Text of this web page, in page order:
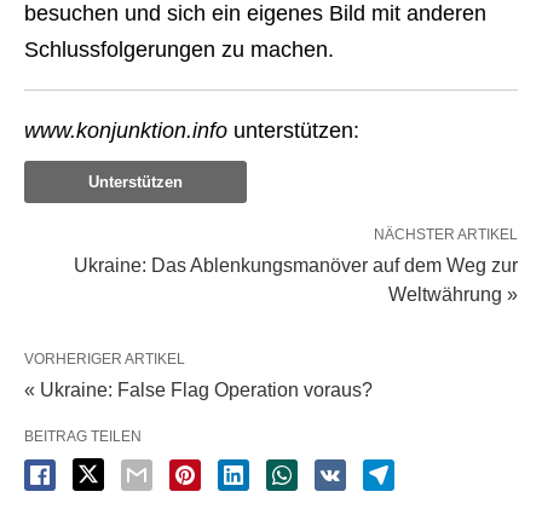
besuchen und sich ein eigenes Bild mit anderen
Schlussfolgerungen zu machen.
www.konjunktion.info unterstützen:
Unterstützen
NÄCHSTER ARTIKEL
Ukraine: Das Ablenkungsmanöver auf dem Weg zur
Weltwährung »
VORHERIGER ARTIKEL
« Ukraine: False Flag Operation voraus?
BEITRAG TEILEN